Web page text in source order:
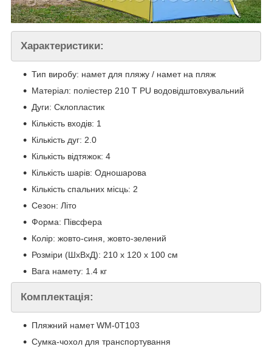
Характеристики:
Тип виробу: намет для пляжу / намет на пляж
Матеріал: поліестер 210 T PU водовідштовхувальний
Дуги: Склопластик
Кількість входів: 1
Кількість дуг: 2.0
Кількість відтяжок: 4
Кількість шарів: Одношарова
Кількість спальних місць: 2
Сезон: Літо
Форма: Півсфера
Колір: жовто-синя, жовто-зелений
Розміри (ШхВхД): 210 х 120 х 100 см
Вага намету: 1.4 кг
Комплектація:
Пляжний намет WM-0T103
Сумка-чохол для транспортування